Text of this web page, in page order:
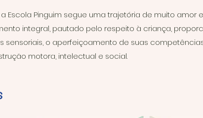
a Escola Pinguim segue uma trajetória de muito
integral, pautado pelo respeito à criança,
sensoriais, o aperfeiçoamento de suas
motora, intelectual e social.